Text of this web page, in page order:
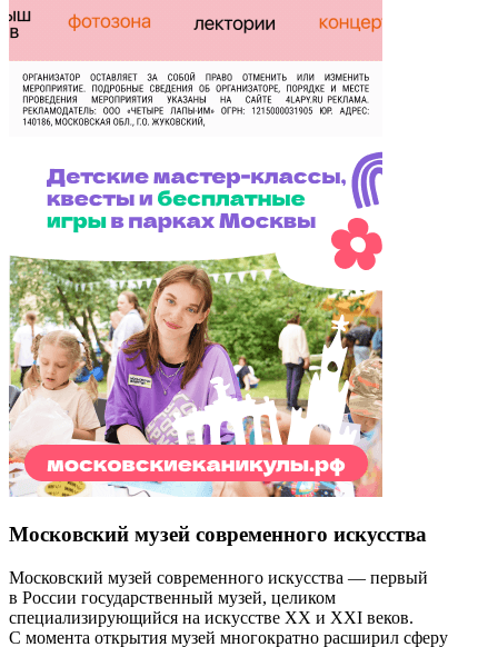
Московский музей современного искусства
Московский музей современного искусства — первый
в России государственный музей, целиком
специализирующийся на искусстве XX и XXI веков.
С момента открытия музей многократно расширил сферу